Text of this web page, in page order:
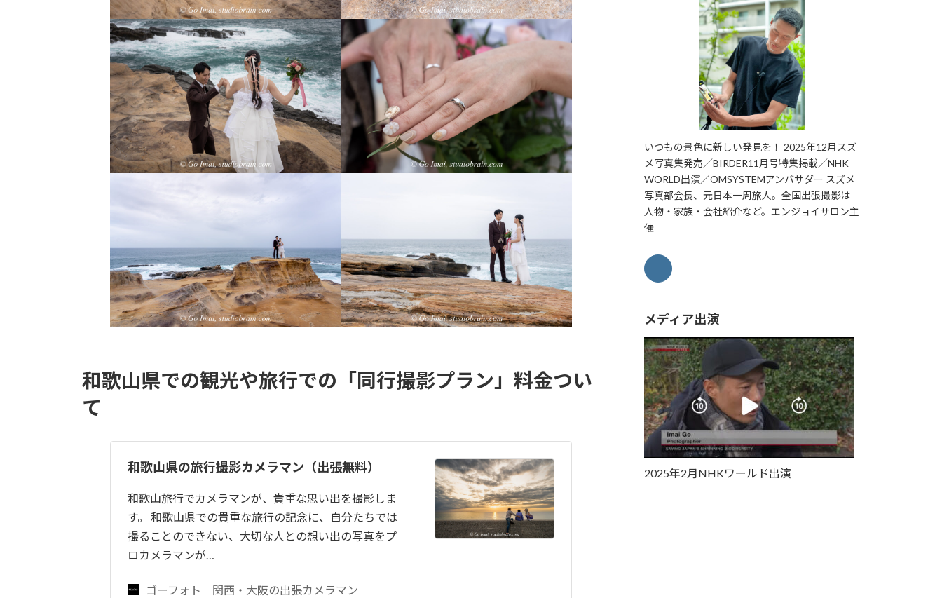
和歌山県での観光や旅行での「同行撮影プラン」料金つい
て
和歌山県の旅行撮影カメラマン（出張無料）
和歌山旅行でカメラマンが、貴重な思い出を撮影しま
す。 和歌山県での貴重な旅行の記念に、自分たちでは
撮ることのできない、大切な人との想い出の写真をプ
ロカメラマンが…
ゴーフォト｜関西・大阪の出張カメラマン
いつもの景色に新しい発見を！ 2025年12月スズ
メ写真集発売／BIRDER11月号特集掲載／NHK
WORLD出演／OMSYSTEMアンバサダー スズメ
写真部会長、元日本一周旅人。全国出張撮影は
人物・家族・会社紹介など。エンジョイサロン主
催
メディア出演
2025年2月NHKワールド出演